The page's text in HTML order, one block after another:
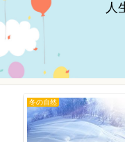
人
冬の自然